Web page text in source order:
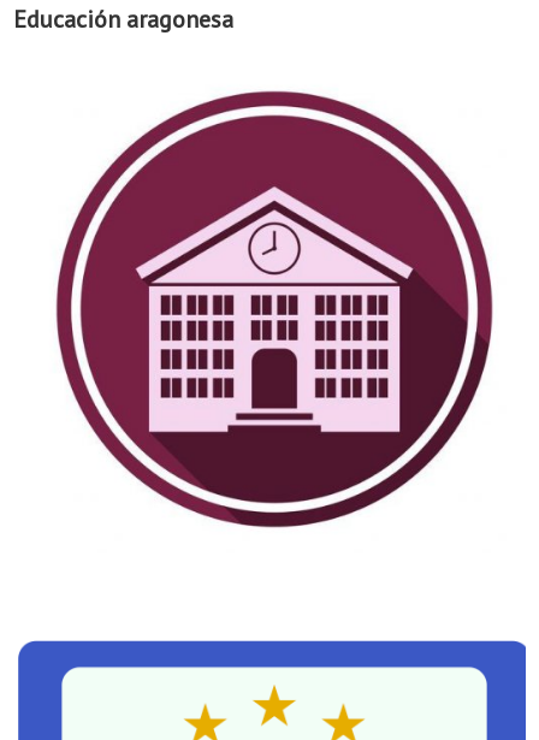
Educación aragonesa